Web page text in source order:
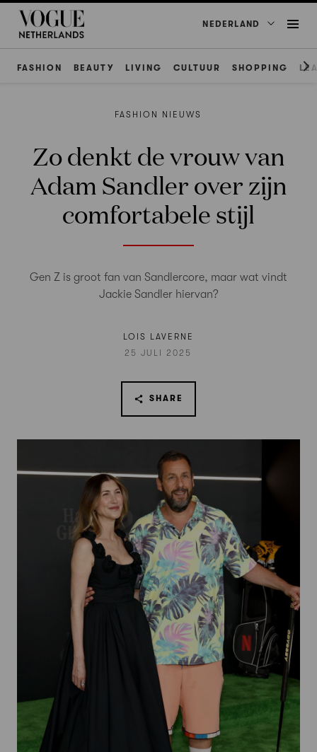
NEDERLAND
FASHION BEAUTY LIVING CULTUUR SHOPPING
FASHION NIEUWS
Zo denkt de vrouw van
Adam Sandler over zijn
comfortabele stijl
Gen Z is groot fan van Sandlercore, maar wat vindt
Jackie Sandler hiervan?
LOIS LAVERNE
25 JULI 2025
SHARE